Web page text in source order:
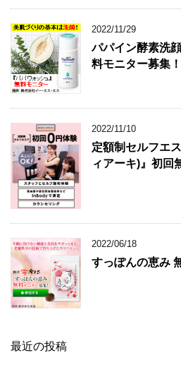
2022/11/29
パパイン酵素洗
料モニター募集！
2022/11/10
定額制セルフエ
ィアーキ)』初回
2022/06/18
すっぽんの恵み
最近の投稿